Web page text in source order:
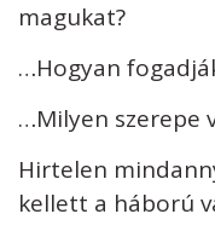
magukat?
…Hogyan
…Milyen szerepe
Hirtelen
kellett a háború